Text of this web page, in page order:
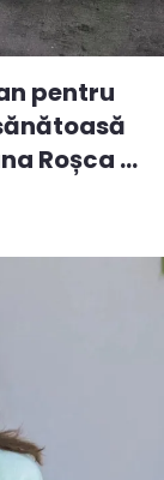
pentru
Roșca ...